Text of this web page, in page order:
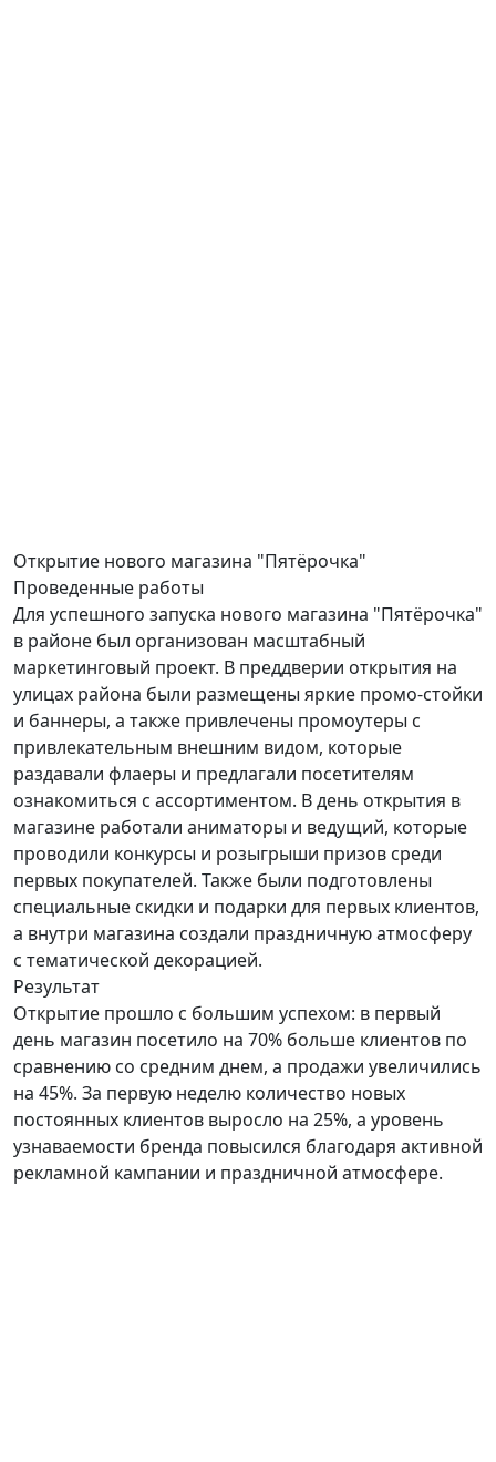
Открытие нового магазина "Пятёрочка"
Проведенные работы
Для успешного запуска нового магазина "Пятёрочка"
в районе был организован масштабный
маркетинговый проект. В преддверии открытия на
улицах района были размещены яркие промо-стойки
и баннеры, а также привлечены промоутеры с
привлекательным внешним видом, которые
раздавали флаеры и предлагали посетителям
ознакомиться с ассортиментом. В день открытия в
магазине работали аниматоры и ведущий, которые
проводили конкурсы и розыгрыши призов среди
первых покупателей. Также были подготовлены
специальные скидки и подарки для первых клиентов,
а внутри магазина создали праздничную атмосферу
с тематической декорацией.
Результат
Открытие прошло с большим успехом: в первый
день магазин посетило на 70% больше клиентов по
сравнению со средним днем, а продажи увеличились
на 45%. За первую неделю количество новых
постоянных клиентов выросло на 25%, а уровень
узнаваемости бренда повысился благодаря активной
рекламной кампании и праздничной атмосфере.